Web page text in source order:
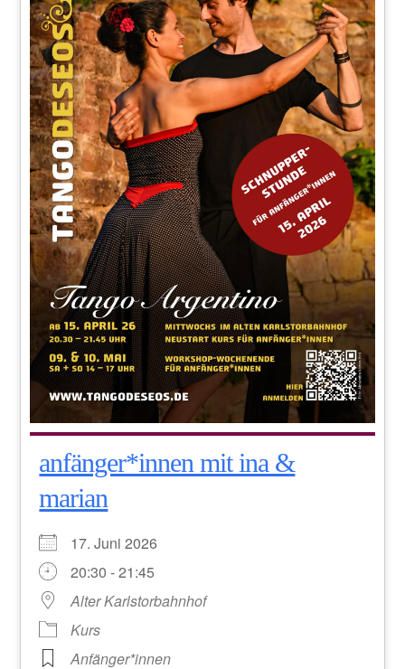
anfänger*innen mit ina &
marian
17. Juni 2026
20:30 - 21:45
Alter Karlstorbahnhof
Kurs
Anfänger*innen